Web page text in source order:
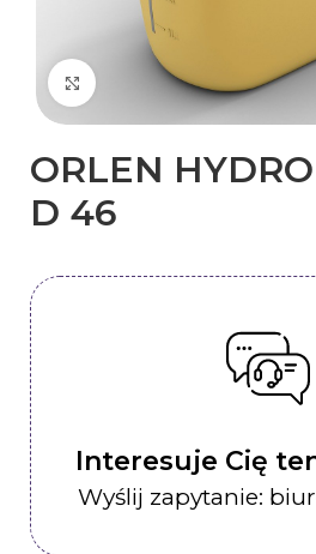
Kliknij, aby powiększyć
ORLEN
D​ 46
Interesuje Cię
Wyślij zapytanie: